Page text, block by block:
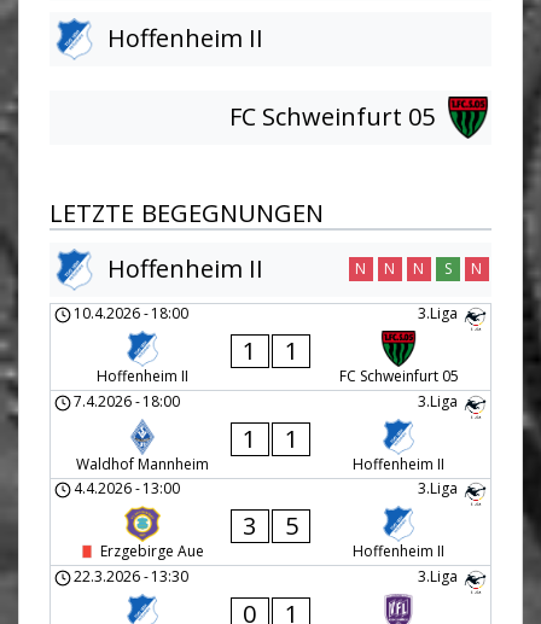
Hoffenheim II
FC Schweinfurt 05
LETZTE BEGEGNUNGEN
Hoffenheim II
N N N S N
3.Liga
10.4.2026-18:00
Hoffenheim II
1 1
FC Schweinfurt 05
3.Liga
7.4.2026-18:00
Waldhof Mannheim
1 1
Hoffenheim II
3.Liga
4.4.2026-13:00
Erzgebirge Aue
3 5
Hoffenheim II
3.Liga
22.3.2026-13:30
0 1